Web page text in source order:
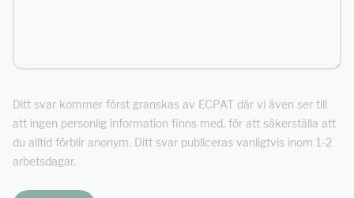
Ditt svar kommer först granskas av ECPAT där vi även ser till
att ingen personlig information finns med, för att säkerställa att
du alltid förblir anonym. Ditt svar publiceras vanligtvis inom 1-2
arbetsdagar.